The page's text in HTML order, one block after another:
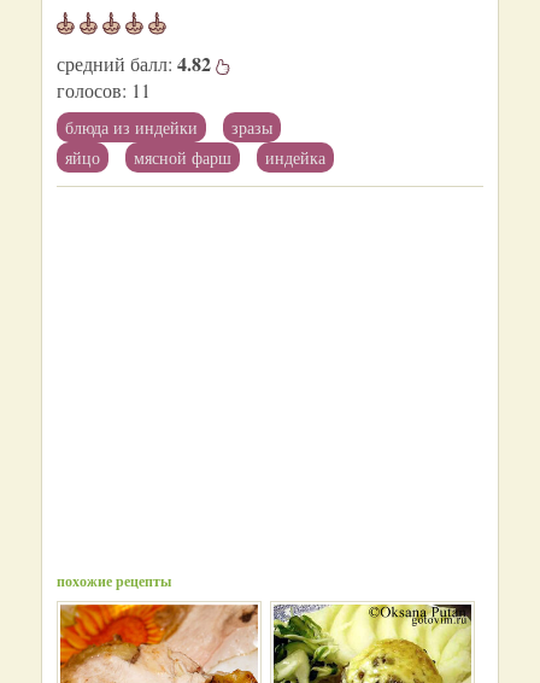
средний балл: 4.82
голосов: 11
блюда из индейки
зразы
яйцо
мясной фарш индейка
похожие рецепты